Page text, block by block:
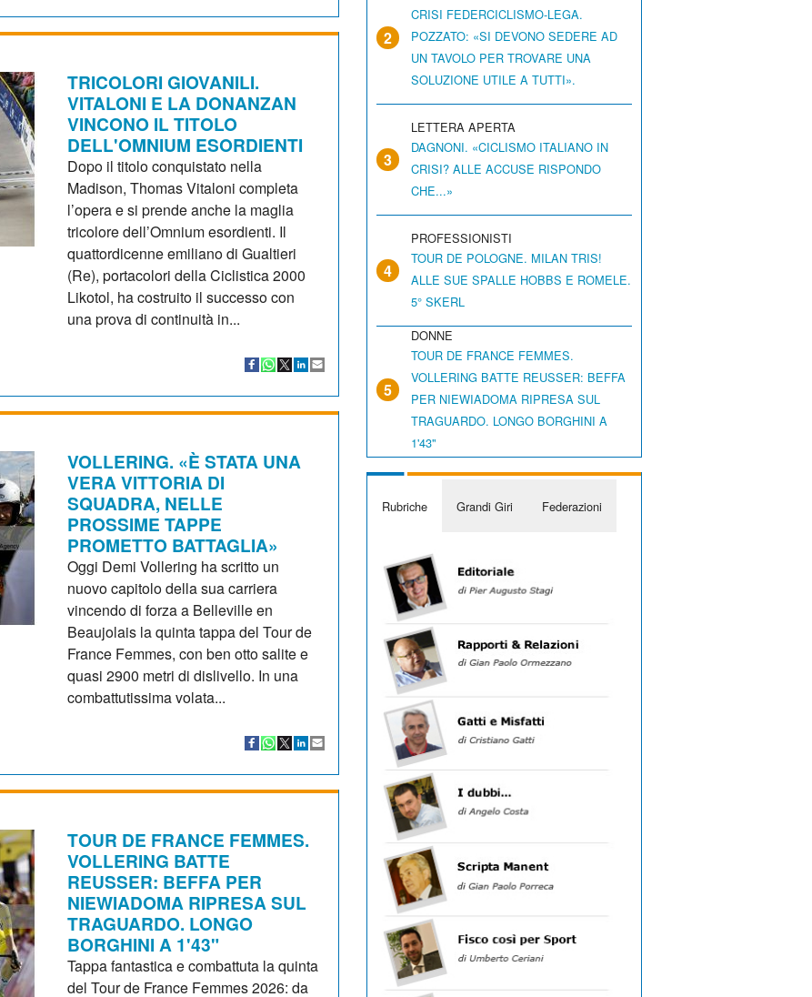
TRICOLORI GIOVANILI.
VITALONI E LA DONANZAN
VINCONO IL TITOLO
DELL'OMNIUM ESORDIENTI
Dopo il titolo conquistato nella
Madison, Thomas Vitaloni completa
l’opera e si prende anche la maglia
tricolore dell’Omnium esordienti. Il
quattordicenne emiliano di Gualtieri
(Re), portacolori della Ciclistica 2000
Likotol, ha costruito il successo con
una prova di continuità in...
VOLLERING. «È STATA UNA
VERA VITTORIA DI
SQUADRA, NELLE
PROSSIME TAPPE
PROMETTO BATTAGLIA»
Oggi Demi Vollering ha scritto un
nuovo capitolo della sua carriera
vincendo di forza a Belleville en
Beaujolais la quinta tappa del Tour de
France Femmes, con ben otto salite e
quasi 2900 metri di dislivello. In una
combattutissima volata...
TOUR DE FRANCE FEMMES.
VOLLERING BATTE
REUSSER: BEFFA PER
NIEWIADOMA RIPRESA SUL
TRAGUARDO. LONGO
BORGHINI A 1'43"
Tappa fantastica e combattuta la quinta
del Tour de France Femmes 2026: da
2
CRISI FEDERCICLISMO-LEGA.
POZZATO: «SI DEVONO SEDERE AD
UN TAVOLO PER TROVARE UNA
SOLUZIONE UTILE A TUTTI».
3
LETTERA APERTA
DAGNONI. «CICLISMO ITALIANO IN
CRISI? ALLE ACCUSE RISPONDO
CHE...»
4
PROFESSIONISTI
TOUR DE POLOGNE. MILAN TRIS!
ALLE SUE SPALLE HOBBS E ROMELE.
5° SKERL
5
DONNE
TOUR DE FRANCE FEMMES.
VOLLERING BATTE REUSSER: BEFFA
PER NIEWIADOMA RIPRESA SUL
TRAGUARDO. LONGO BORGHINI A
1'43"
Rubriche Grandi Giri Federazioni